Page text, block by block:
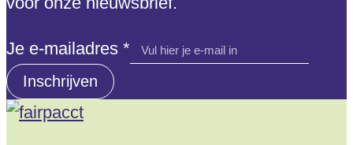
e-
mailadres
Je
Je e-mailadres *
Inschrijven